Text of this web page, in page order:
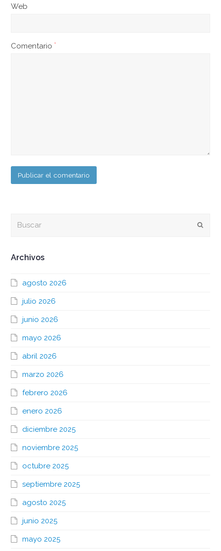
Web
Comentario*
Archivos
agosto 2026
julio 2026
junio 2026
mayo 2026
abril 2026
marzo 2026
febrero 2026
enero 2026
diciembre 2025
noviembre 2025
octubre 2025
septiembre 2025
agosto 2025
junio 2025
mayo 2025